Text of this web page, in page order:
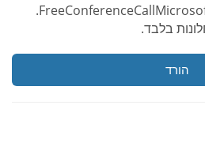
FreeConferenceCallMicrosoftOfficePluginSetup.exe.
הורד